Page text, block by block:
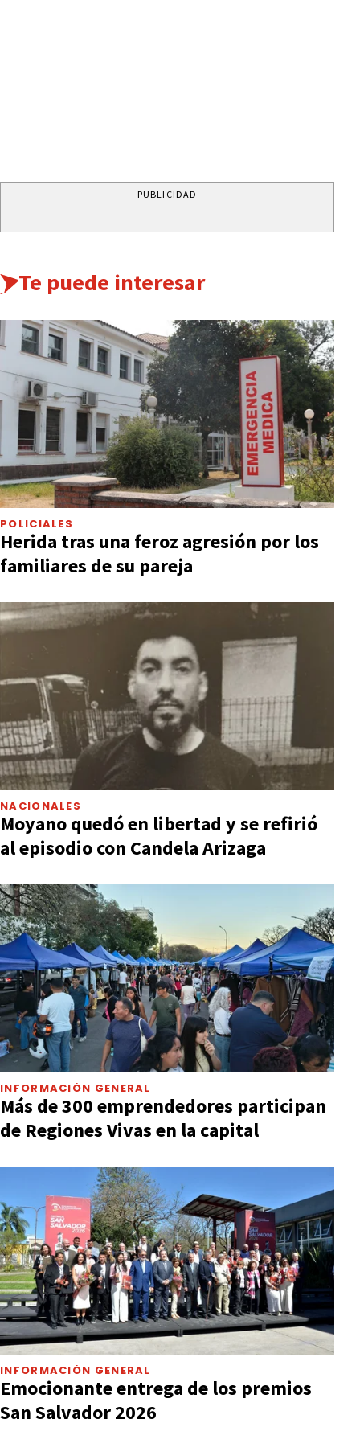
PUBLICIDAD
Te puede interesar
POLICIALES
Herida tras una feroz agresión por los
familiares de su pareja
NACIONALES
Moyano quedó en libertad y se refirió
al episodio con Candela Arizaga
INFORMACIÓN GENERAL
Más de 300 emprendedores participan
de Regiones Vivas en la capital
INFORMACIÓN GENERAL
Emocionante entrega de los premios
San Salvador 2026